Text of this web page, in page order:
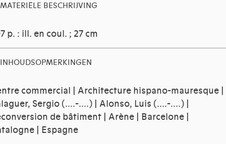
MATERIËLE BESCHRIJVING
p. : ill. en coul. ; 27 cm
INHOUDSOPMERKINGEN
commercial | Architecture hispano-mauresque |
Sergio (....-....) | Alonso, Luis (....-....) |
de bâtiment | Arène | Barcelone |
| Espagne